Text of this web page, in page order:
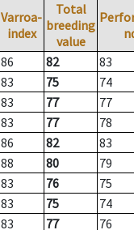
Varroa-
index
Total
breeding
value
86 82
83
83 75
74
83 77
77
83 77
78
86 82
83
88 80
79
83 76
75
83 75
74
83 77 76